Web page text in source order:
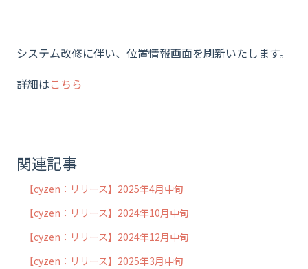
システム改修に伴い、位置情報画面を刷新いたします。
詳細はこちら
関連記事
【cyzen：リリース】2025年4月中旬
【cyzen：リリース】2024年10月中旬
【cyzen：リリース】2024年12月中旬
【cyzen：リリース】2025年3月中旬